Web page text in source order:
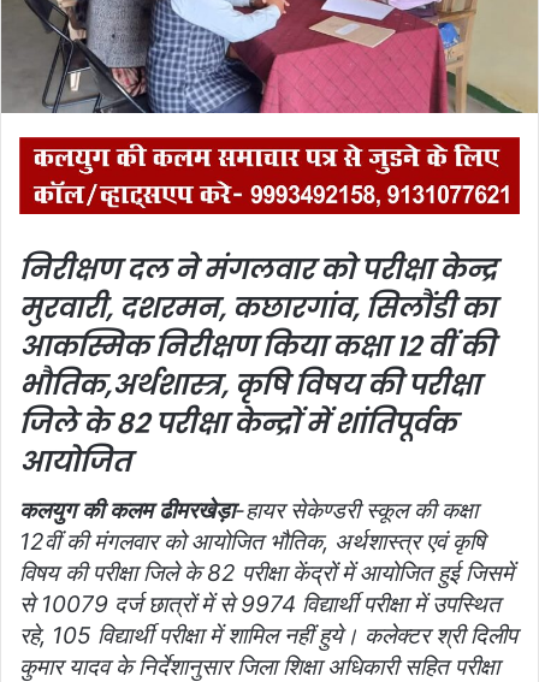
i
l
निरीक्षण दल ने मंगलवार को परीक्षा केन्द्र
मुरवारी, दशरमन, कछारगांव, सिलौंडी का
आकस्मिक निरीक्षण कियाकक्षा 12 वीं की
भौतिक,अर्थशास्त्र, कृषि विषय की परीक्षा
जिले के 82 परीक्षा केन्द्रों में शांतिपूर्वक
आयोजित
कलयुग की कलम ढीमरखेड़ा-हायर सेकेण्डरी स्कूल की कक्षा
12वीं की मंगलवार को आयोजित भौतिक, अर्थशास्त्र एवं कृषि
विषय की परीक्षा जिले के 82 परीक्षा केंद्रों में आयोजित हुई जिसमें
से 10079 दर्ज छात्रों में से 9974 विद्यार्थी परीक्षा में उपस्थित
रहे, 105 विद्यार्थी परीक्षा में शामिल नहीं हुये। कलेक्टर श्री दिलीप
कुमार यादव के निर्देशानुसार जिला शिक्षा अधिकारी सहित परीक्षा